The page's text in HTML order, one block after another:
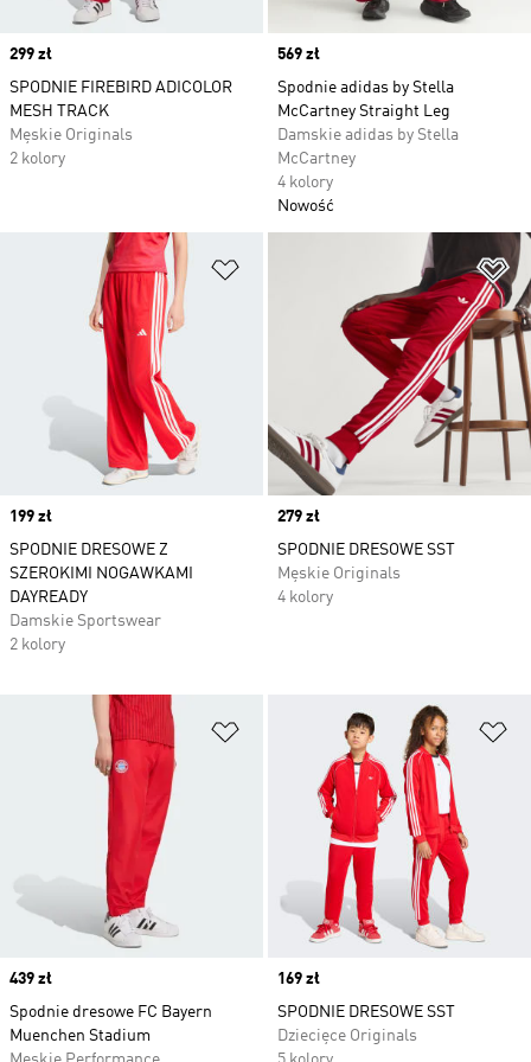
Price
299 zł
SPODNIE FIREBIRD ADICOLOR
MESH TRACK
Męskie Originals
2 kolory
Price
569 zł
Spodnie adidas by Stella
McCartney Straight Leg
Damskie adidas by Stella
McCartney
4 kolory
Nowość
Price
199 zł
SPODNIE DRESOWE Z
SZEROKIMI NOGAWKAMI
DAYREADY
Damskie Sportswear
2 kolory
Price
279 zł
SPODNIE DRESOWE SST
Męskie Originals
4 kolory
Dodaj do listy życzeń
Price
439 zł
Spodnie dresowe FC Bayern
Muenchen Stadium
Price
169 zł
SPODNIE DRESOWE SST
Dziecięce Originals